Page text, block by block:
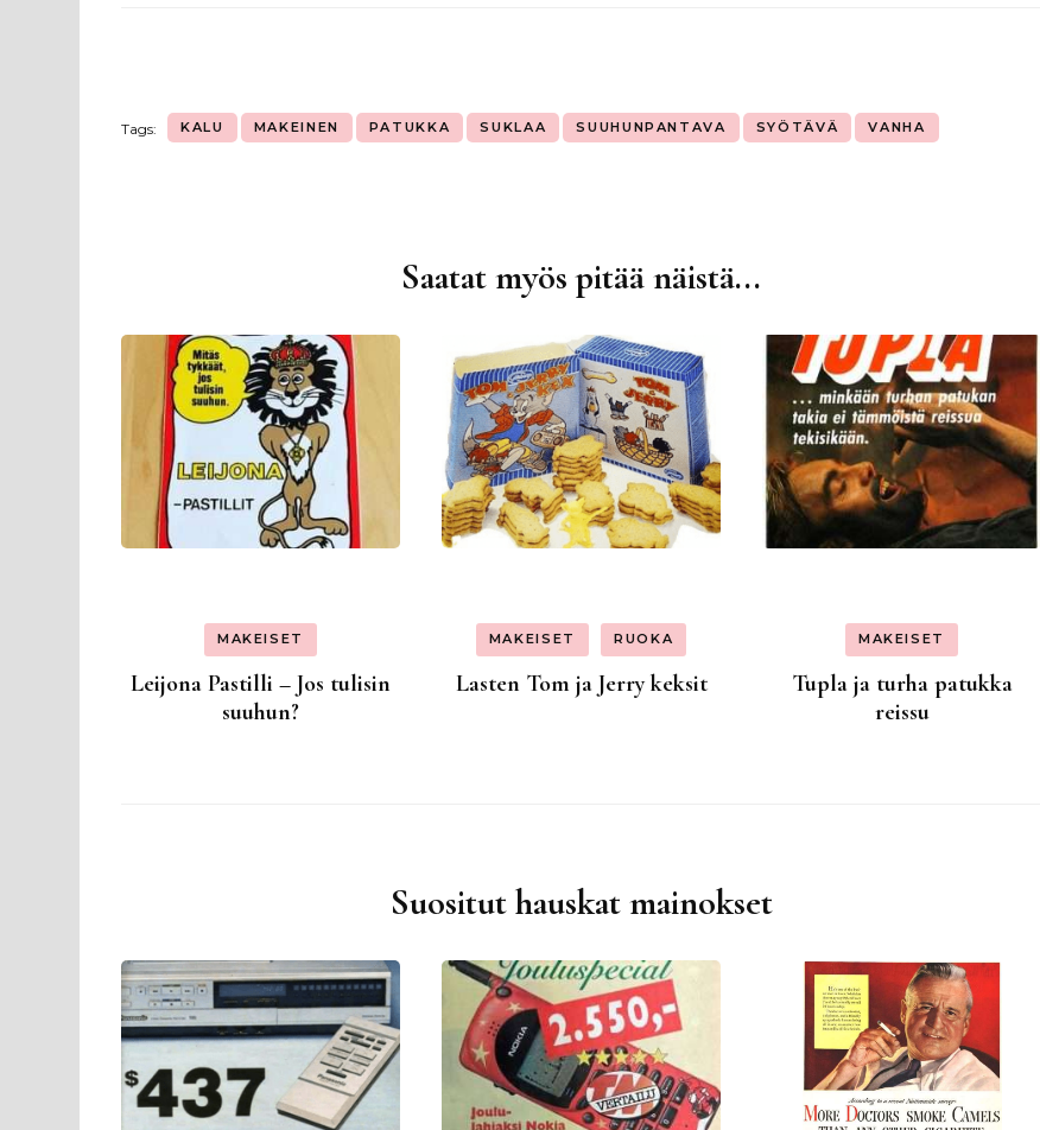
Tags: KALU MAKEINEN PATUKKA SUKLAA SUUHUNPANTAVA SYÖTÄVÄ VANHA
Saatat myös pitää näistä...
MAKEISET
Leijona Pastilli – Jos tulisin
suuhun?
MAKEISET RUOKA
Lasten Tom ja Jerry keksit
MAKEISET
Tupla ja turha patukka
reissu
Suositut hauskat mainokset